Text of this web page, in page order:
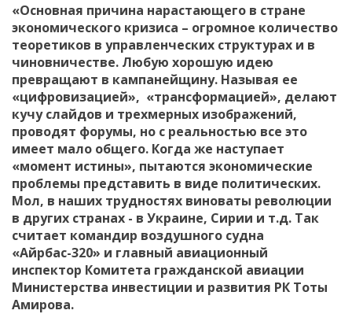
«Основная причина нарастающего в стране
экономического кризиса – огромное количество
теоретиков в управленческих структурах и в
чиновничестве. Любую хорошую идею
превращают в кампанейщину. Называя ее
«цифровизацией», «трансформацией», делают
кучу слайдов и трехмерных изображений,
проводят форумы, но с реальностью все это
имеет мало общего. Когда же наступает
«момент истины», пытаются экономические
проблемы представить в виде политических.
Мол, в наших трудностях виноваты революции
в других странах - в Украине, Сирии и т.д. Так
считает командир воздушного судна
«Айрбас-320» и главный авиационный
инспектор Комитета гражданской авиации
Министерства инвестиции и развития РК Тоты
Амирова.